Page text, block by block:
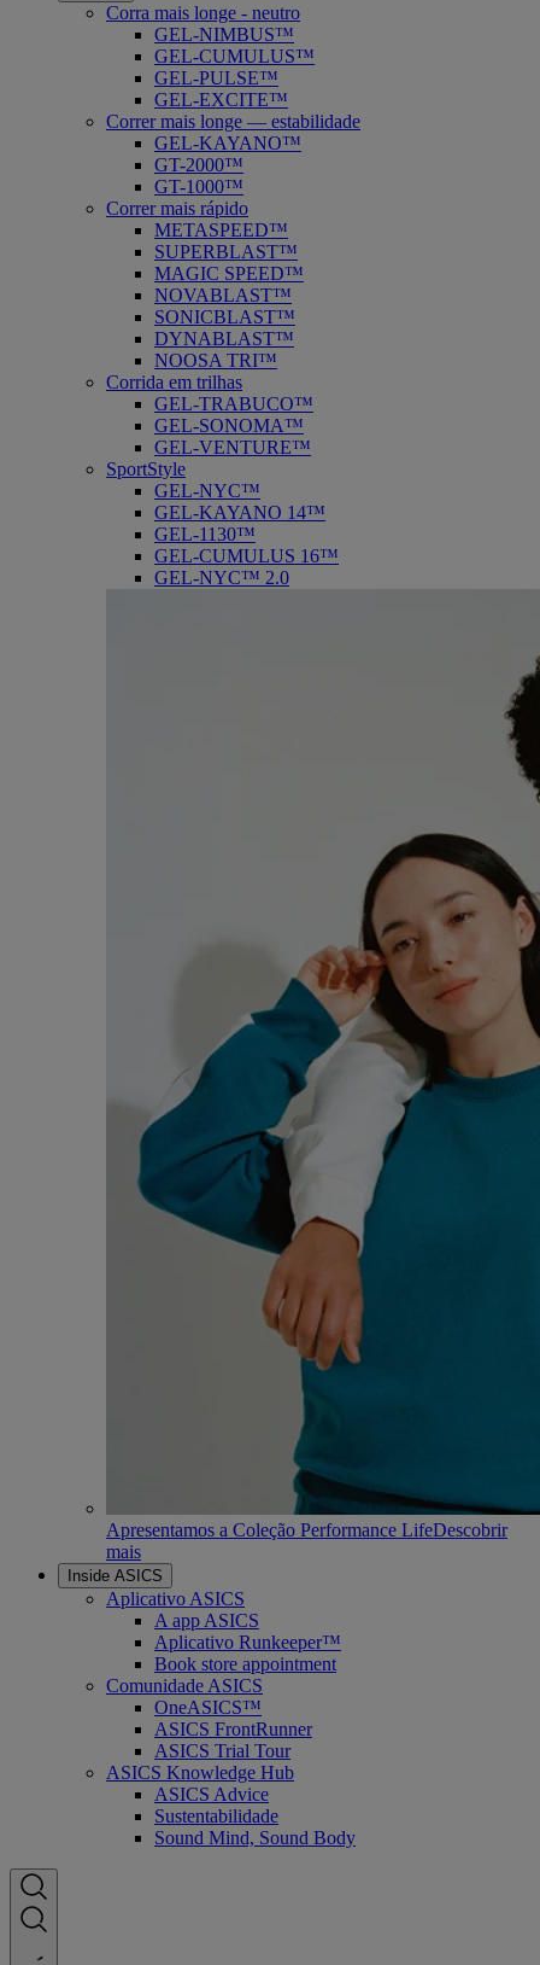
Corra mais longe - neutro
GEL-NIMBUS™
GEL-CUMULUS™
GEL-PULSE™
GEL-EXCITE™
Correr mais longe — estabilidade
GEL-KAYANO™
GT-2000™
GT-1000™
Correr mais rápido
METASPEED™
SUPERBLAST™
MAGIC SPEED™
NOVABLAST™
SONICBLAST™
DYNABLAST™
NOOSA TRI™
Corrida em trilhas
GEL-TRABUCO™
GEL-SONOMA™
GEL-VENTURE™
SportStyle
GEL-NYC™
GEL-KAYANO 14™
GEL-1130™
GEL-CUMULUS 16™
GEL-NYC™ 2.0
Apresentamos a Coleção Performance LifeDescobrir
mais
Inside ASICS
Aplicativo ASICS
A app ASICS
Aplicativo Runkeeper™
Book store appointment
Comunidade ASICS
OneASICS™
ASICS FrontRunner
ASICS Trial Tour
ASICS Knowledge Hub
ASICS Advice
Sustentabilidade
Sound Mind, Sound Body